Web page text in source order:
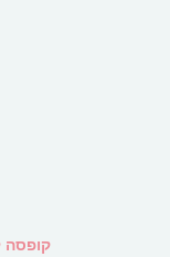
קופסה